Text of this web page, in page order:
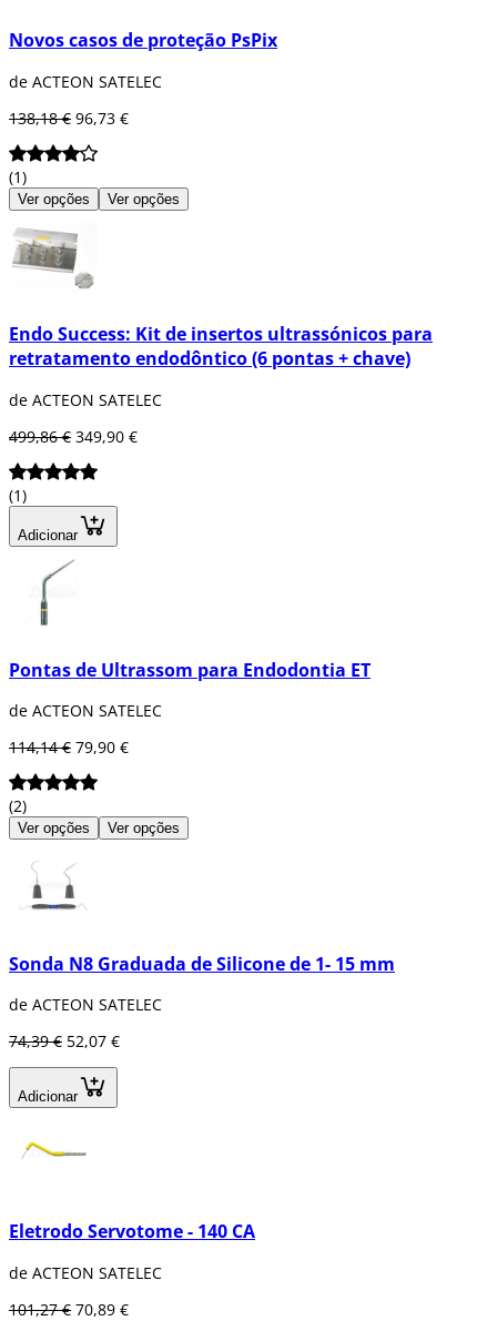
Novos casos de proteção PsPix
de ACTEON SATELEC
138,18 € 96,73 €
(1)
Ver opções Ver opções
Endo Success: Kit de insertos ultrassónicos para
retratamento endodôntico (6 pontas + chave)
de ACTEON SATELEC
499,86 € 349,90 €
(1)
Adicionar
Pontas de Ultrassom para Endodontia ET
de ACTEON SATELEC
114,14 € 79,90 €
(2)
Ver opções Ver opções
Sonda N8 Graduada de Silicone de 1- 15 mm
de ACTEON SATELEC
74,39 € 52,07 €
Adicionar
Eletrodo Servotome - 140 CA
de ACTEON SATELEC
101,27 € 70,89 €